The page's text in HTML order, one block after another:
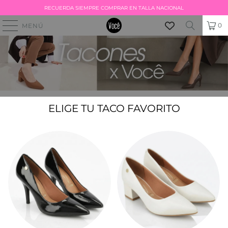
RECUERDA SIEMPRE COMPRAR EN TALLA NACIONAL
MENÚ 0
ELIGE TU TACO FAVORITO